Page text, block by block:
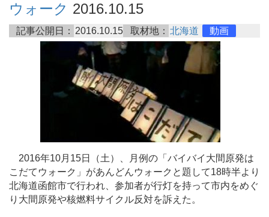
ウォーク 2016.10.15
記事公開日： 2016.10.15 取材地： 北海道 動画
2016年10月15日（土）、月例の「バイバイ大間原発は
こだてウォーク」があんどんウォークと題して18時半より
北海道函館市で行われ、参加者が行灯を持って市内をめぐ
り大間原発や核燃料サイクル反対を訴えた。